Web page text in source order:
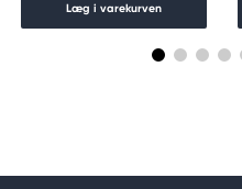
Læg i varekurven